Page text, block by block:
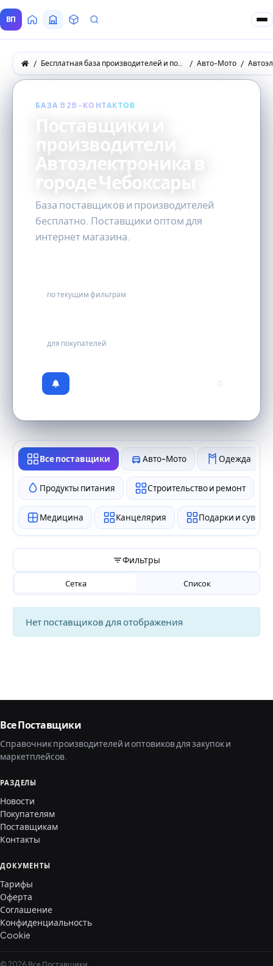
ВП ГлавнаяВсе Поставщики
ТоварыЗапросы покупателей
Бесплатная база производителей и поставщиков товаров оптом Авто-Мото
БАЗА B2B-КОНТАКТОВ
Поставщики и
производители
Автоэлектроника в
городе Чебоксары
База поставщиков и производителей
бесплатно. Поставщики оптом для
интернет магазина.
по текущим фильтрам
для покупателей
0
Все поставщики Авто-Мото Одежда
Продукты питания Строительство и ремонт
Медицина Канцелярия Подарки и
Фильтры
Сетка Список
Нет поставщиков для отображения
Все Поставщики
Справочник производителей и оптовиков для закупок и
маркетплейсов.
РАЗДЕЛЫ
Новости
Покупателям
Поставщикам
Контакты
ДОКУМЕНТЫ
Тарифы
Оферта
Соглашение
Конфиденциальность
Cookie